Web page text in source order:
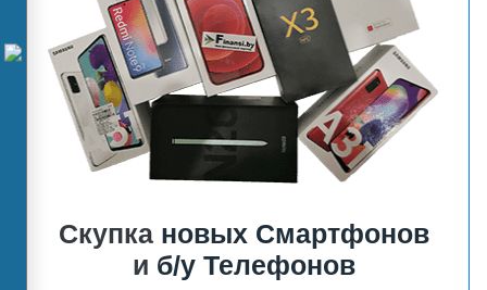
Скупка новых Смартфонов
и б/у Телефонов